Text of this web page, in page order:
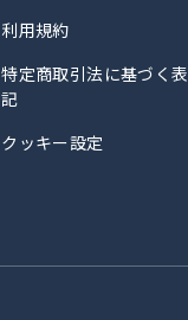
利用規約
特定商取引法に基づく表
記
クッキー設定